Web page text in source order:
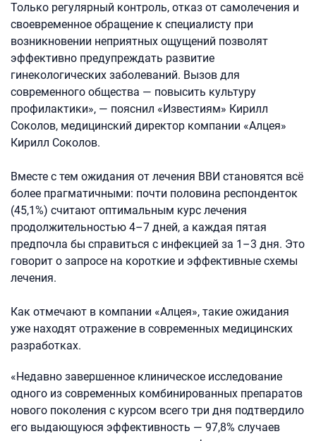
Только регулярный контроль, отказ от самолечения и
своевременное обращение к специалисту при
возникновении неприятных ощущений позволят
эффективно предупреждать развитие
гинекологических заболеваний. Вызов для
современного общества — повысить культуру
профилактики», — пояснил «Известиям» Кирилл
Соколов, медицинский директор компании «Алцея»
Кирилл Соколов.
Вместе с тем ожидания от лечения ВВИ становятся всё
более прагматичными: почти половина респонденток
(45,1%) считают оптимальным курс лечения
продолжительностью 4–7 дней, а каждая пятая
предпочла бы справиться с инфекцией за 1–3 дня. Это
говорит о запросе на короткие и эффективные схемы
лечения.
Как отмечают в компании «Алцея», такие ожидания
уже находят отражение в современных медицинских
разработках.
«Недавно завершенное клиническое исследование
одного из современных комбинированных препаратов
нового поколения с курсом всего три дня подтвердило
его выдающуюся эффективность — 97,8% случаев